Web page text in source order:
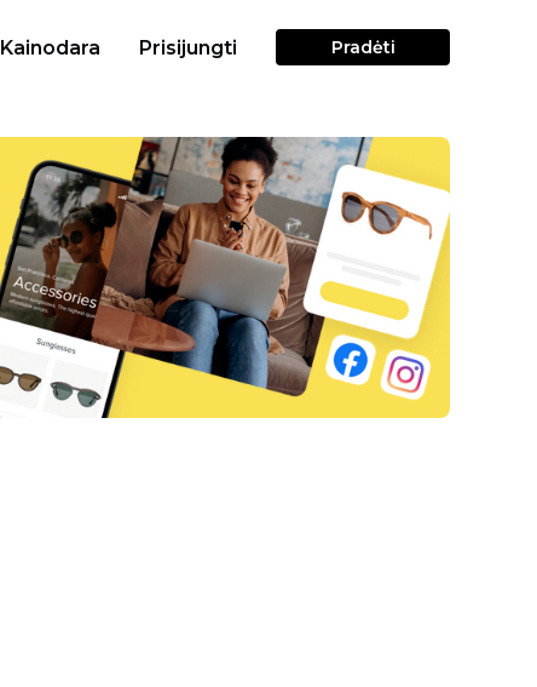
Kainodara Prisijungti Pradėti